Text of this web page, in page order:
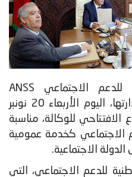
عقدت الوكالة الوطنية للدعم الاجتماعي ANSS
الاجتماع الأول لمجلس إدارتها، اليوم الأربعاء 20 نونبر
الافتتاحي للوكالة، مناسبة
الاجتماعي كخدمة عمومية
الاجتماعية.
للدعم الاجتماعي، التي